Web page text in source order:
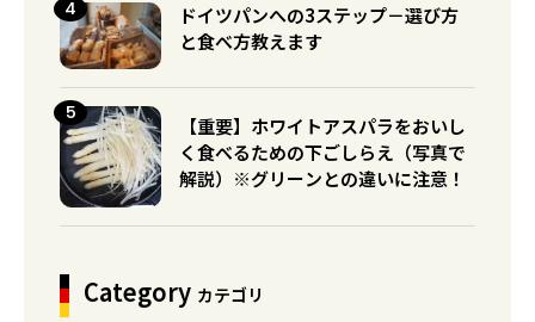
ドイツパンへの3ステップ－選び方
と食べ方教えます
【重要】ホワイトアスパラをおいし
く食べるための下ごしらえ（写真で
解説）※グリーンとの違いに注意！
Category カテゴリ